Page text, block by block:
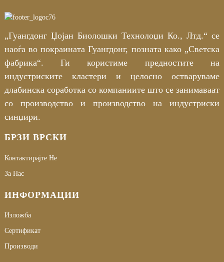
„Гуангдонг Џојан Биолошки Технолоџи Ко., Лтд.“ се
наоѓа во покраината Гуангдонг, позната како „Светска
фабрика“. Ги користиме предностите на
индустриските кластери и целосно остваруваме
длабинска соработка со компаниите што се занимаваат
со производство и производство на индустриски
синџири.
БРЗИ ВРСКИ
Контактирајте Не
За Нас
ИНФОРМАЦИИ
Изложба
Сертификат
Производи